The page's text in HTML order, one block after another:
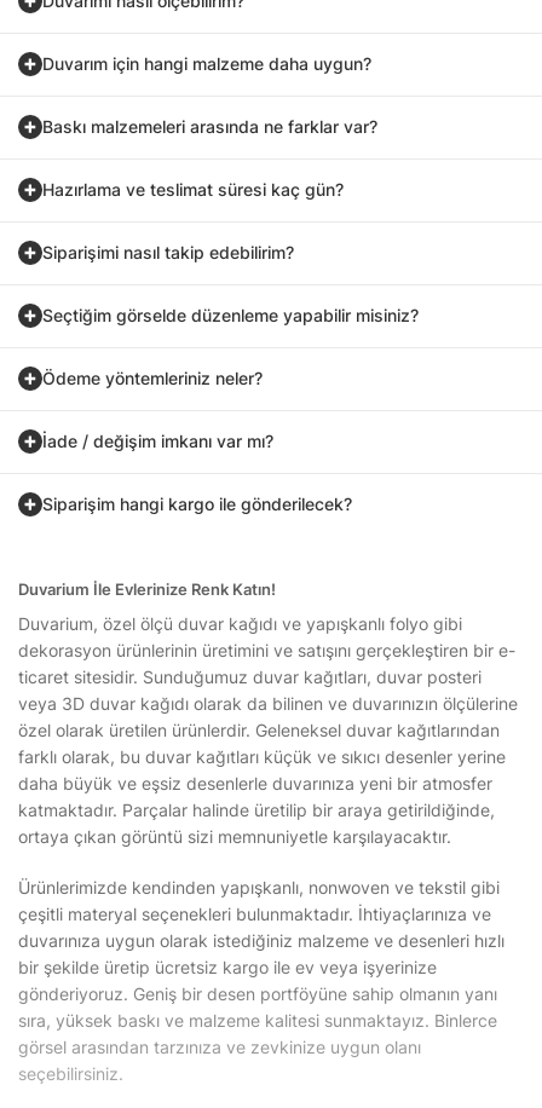
Duvarım için hangi malzeme daha uygun?
Baskı malzemeleri arasında ne farklar var?
Hazırlama ve teslimat süresi kaç gün?
Siparişimi nasıl takip edebilirim?
Seçtiğim görselde düzenleme yapabilir misiniz?
Ödeme yöntemleriniz neler?
İade / değişim imkanı var mı?
Siparişim hangi kargo ile gönderilecek?
Duvarium İle Evlerinize Renk Katın!
Duvarium, özel ölçü duvar kağıdı ve yapışkanlı folyo gibi
dekorasyon ürünlerinin üretimini ve satışını gerçekleştiren bir e-
ticaret sitesidir. Sunduğumuz duvar kağıtları, duvar posteri
veya 3D duvar kağıdı olarak da bilinen ve duvarınızın ölçülerine
özel olarak üretilen ürünlerdir. Geleneksel duvar kağıtlarından
farklı olarak, bu duvar kağıtları küçük ve sıkıcı desenler yerine
daha büyük ve eşsiz desenlerle duvarınıza yeni bir atmosfer
katmaktadır. Parçalar halinde üretilip bir araya getirildiğinde,
ortaya çıkan görüntü sizi memnuniyetle karşılayacaktır.
Ürünlerimizde kendinden yapışkanlı, nonwoven ve tekstil gibi
çeşitli materyal seçenekleri bulunmaktadır. İhtiyaçlarınıza ve
duvarınıza uygun olarak istediğiniz malzeme ve desenleri hızlı
bir şekilde üretip ücretsiz kargo ile ev veya işyerinize
gönderiyoruz. Geniş bir desen portföyüne sahip olmanın yanı
sıra, yüksek baskı ve malzeme kalitesi sunmaktayız. Binlerce
görsel arasından tarzınıza ve zevkinize uygun olanı
seçebilirsiniz.